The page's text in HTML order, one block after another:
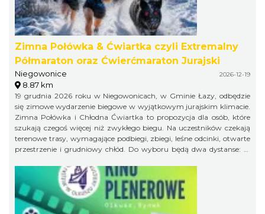
Zimna Połówka & Ćwiartka czyli Extremalny
Półmaraton oraz Ćwierćmaraton Jurajski
Niegowonice 2026-12-19
8.87 km
19 grudnia 2026 roku w Niegowonicach, w Gminie Łazy, odbędzie
się zimowe wydarzenie biegowe w wyjątkowym jurajskim klimacie.
Zimna Połówka i Chłodna Ćwiartka to propozycja dla osób, które
szukają czegoś więcej niż zwykłego biegu. Na uczestników czekają
terenowe trasy, wymagające podbiegi, zbiegi, leśne odcinki, otwarte
przestrzenie i grudniowy chłód. Do wyboru będą dwa dystanse: 21
jako Extremalny Ćwierćmaraton Jurajski. Krótszy dystans jest
przeznaczony zarówno dla biegaczy, jak i miłośników nordic
walking. Trasy zostaną przygotowane bezpiecznie, ale zachowają
swój terenowy charakter i zimowy pazur.